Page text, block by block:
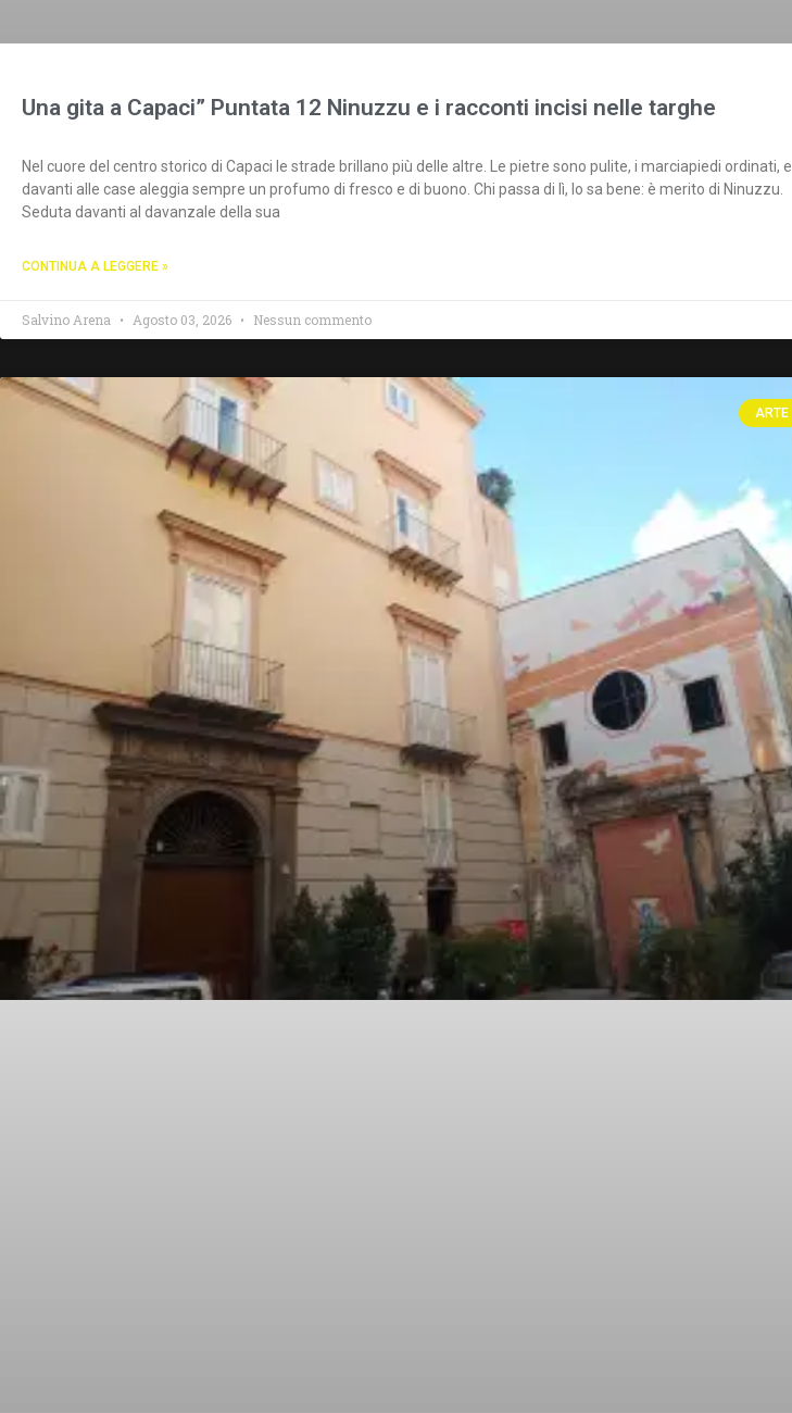
Una gita a Capaci” Puntata 12 Ninuzzu e i racconti incisi nelle targhe
Nel cuore del centro storico di Capaci le strade brillano più delle altre. Le pietre sono pulite, i marciapiedi ordinati, e
davanti alle case aleggia sempre un profumo di fresco e di buono. Chi passa di lì, lo sa bene: è merito di Ninuzzu.
Seduta davanti al davanzale della sua
CONTINUA A LEGGERE »
Salvino Arena Agosto 03, 2026 Nessun commento
ARTE